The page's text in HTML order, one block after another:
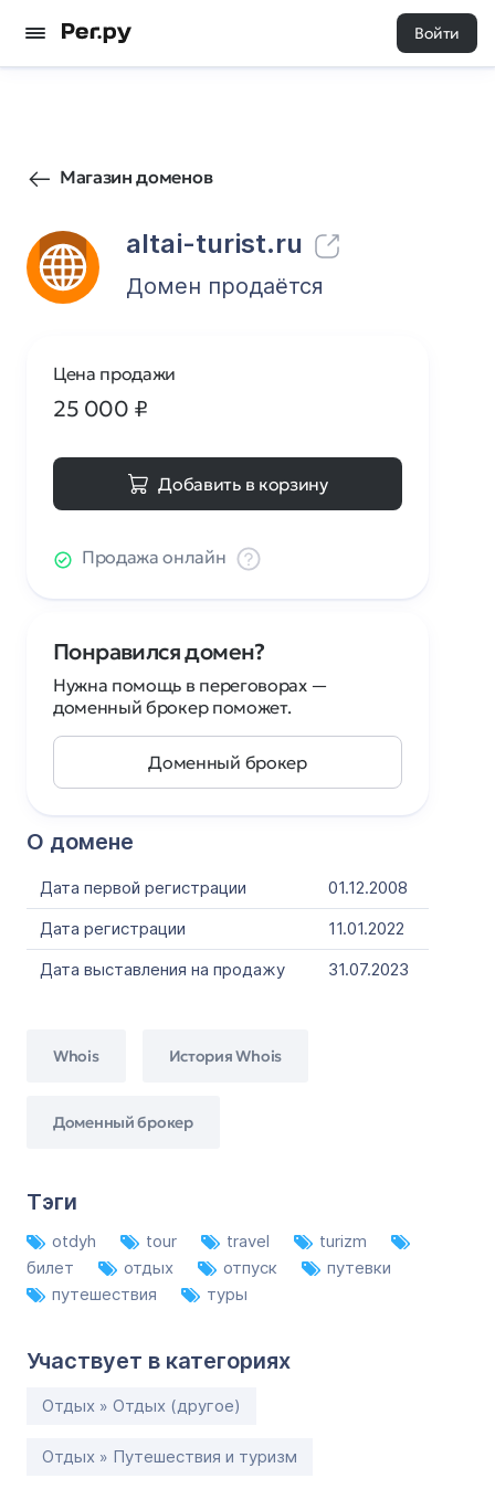
Войти
Магазин доменов
altai-turist.ru
233 0
Домен продаётся
О домене
Дата первой регистрации
01.12.2008
Дата регистрации
11.01.2022
Дата выставления на продажу
31.07.2023
Whois История Whois
Доменный брокер
Тэги
otdyh tour travel
turizm
билет
отдых отпуск
путевки
путешествия
туры
Участвует в категориях
Отдых » Отдых (другое)
Отдых » Путешествия и туризм
Цена продажи
25 000 ₽
Добавить в корзину
Продажа онлайн
Понравился домен?
Нужна помощь в переговорах —
доменный брокер поможет.
Доменный брокер